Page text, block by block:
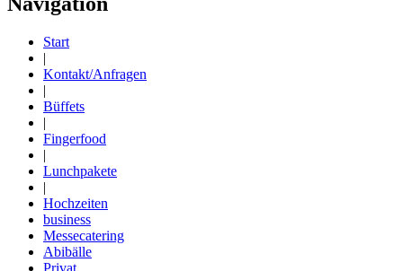
Start
|
Kontakt/Anfragen
|
Büffets
|
Fingerfood
|
Lunchpakete
|
Hochzeiten
business
Messecatering
Abibälle
Privat